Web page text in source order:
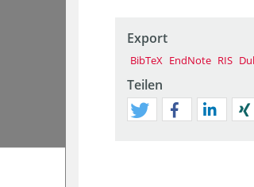
Export
BibTeX EndNote RIS
Teilen